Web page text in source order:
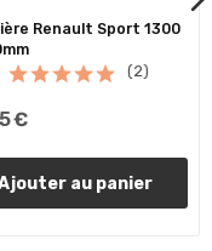
Renault Sport 1300
(2)
€
au panier